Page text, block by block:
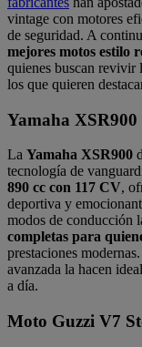
vintage con motores
de seguridad. A
mejores motos estilo
quienes buscan revivir
los que quieren
Yamaha XSR900
La Yamaha XSR900
tecnología de
890 cc con 117 CV,
deportiva y
modos de conducción
completas para
prestaciones
avanzada la hacen
a día.
Moto Guzzi V7